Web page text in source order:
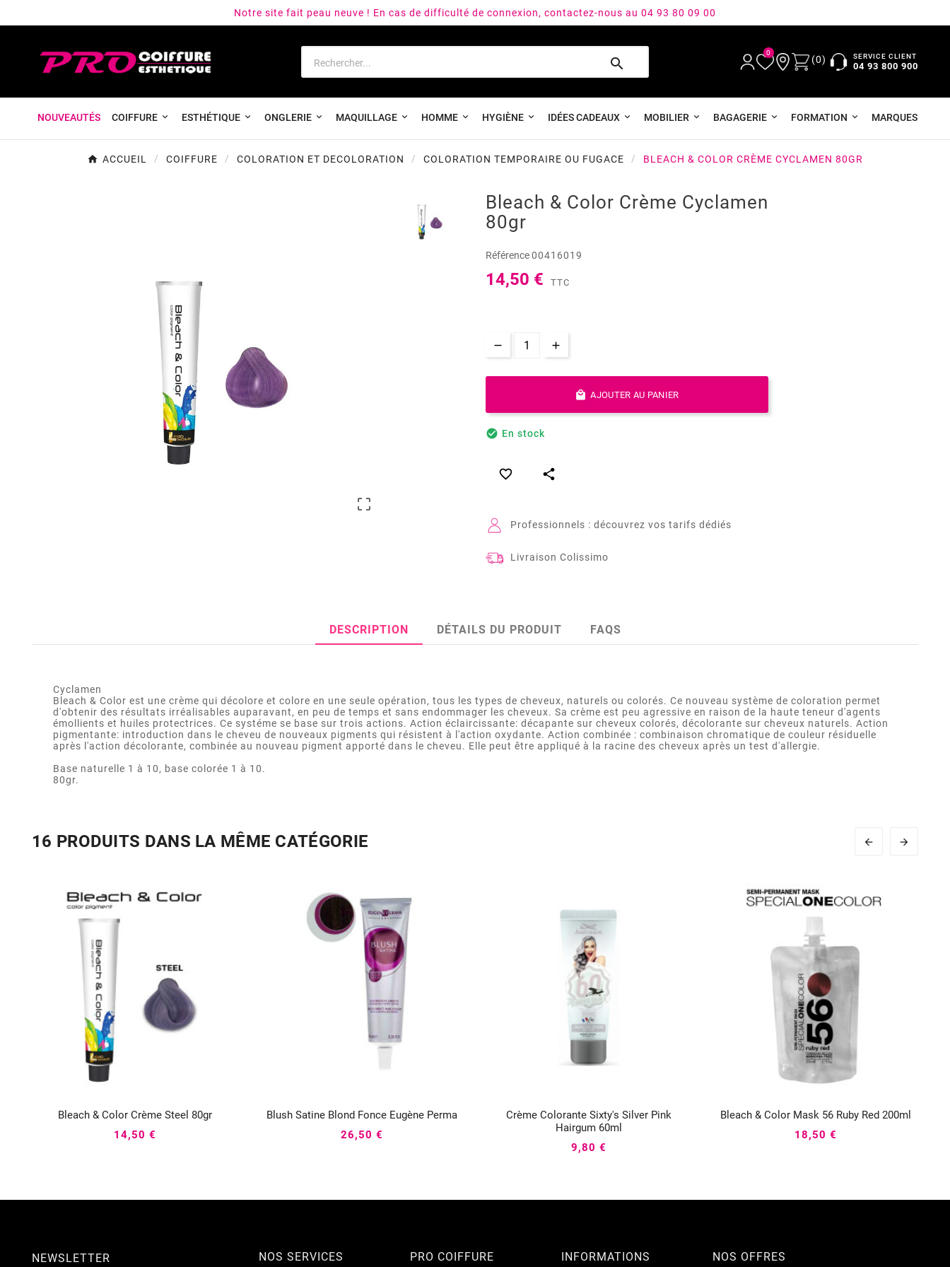
Notre site fait peau neuve ! En cas de difficulté de connexion, contactez-nous au 04 93 80 09 00

0
(0) SERVICE CLIENT
04 93 800 900
NOUVEAUTÉS COIFFURE ESTHÉTIQUE ONGLERIE MAQUILLAGE HOMME HYGIÈNE IDÉES CADEAUX MOBILIER BAGAGERIE FORMATION MARQUES
ACCUEIL COIFFURE COLORATION ET DECOLORATION COLORATION TEMPORAIRE OU FUGACE BLEACH & COLOR CRÈME CYCLAMEN 80GR

Bleach & Color Crème Cyclamen
80gr
Référence00416019
14,50 € TTC
 AJOUTER AU PANIER
 En stock
 
Professionnels : découvrez vos tarifs dédiés
Livraison Colissimo
DESCRIPTION DÉTAILS DU PRODUIT FAQS
Cyclamen
Bleach & Color est une crème qui décolore et colore en une seule opération, tous les types de cheveux, naturels ou colorés. Ce nouveau système de coloration permet
d'obtenir des résultats irréalisables auparavant, en peu de temps et sans endommager les cheveux. Sa crème est peu agressive en raison de la haute teneur d'agents
émollients et huiles protectrices. Ce systéme se base sur trois actions. Action éclaircissante: décapante sur cheveux colorés, décolorante sur cheveux naturels. Action
pigmentante: introduction dans le cheveu de nouveaux pigments qui résistent à l'action oxydante. Action combinée : combinaison chromatique de couleur résiduelle
après l'action décolorante, combinée au nouveau pigment apporté dans le cheveu. Elle peut être appliqué à la racine des cheveux après un test d'allergie.
Base naturelle 1 à 10, base colorée 1 à 10.
80gr.
16 PRODUITS DANS LA MÊME CATÉGORIE  
Bleach & Color Crème Steel 80gr
14,50 €
Blush Satine Blond Fonce Eugène Perma

26,50 €
Crème Colorante Sixty's Silver Pink
Hairgum 60ml
  
9,80 €
Bleach & Color Mask 56 Ruby Red 200ml

18,50 €
NEWSLETTER NOS SERVICES PRO COIFFURE INFORMATIONS NOS OFFRES